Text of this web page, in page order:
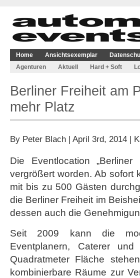
Home Ansichtsexemplar
Agenturen
Aktuell Hard + Soft
Berliner Freiheit am
mehr Platz
By Peter Blach | April 3rd, 2014 |
Die Eventlocation
vergrößert worden. Ab sofort
mit bis zu 500 Gästen
die Berliner Freiheit im
dessen auch die
Seit 2009 kann die
Eventplanern, Caterer
Quadratmeter Fläche
kombinierbare Räume zur